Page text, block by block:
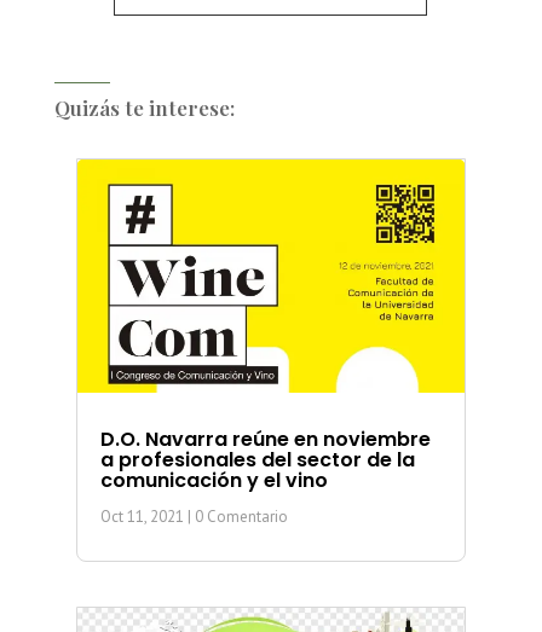
Quizás te interese:
D.O. Navarra reúne en noviembre
a profesionales del sector de la
comunicación y el vino
Oct 11, 2021 | 0 Comentario